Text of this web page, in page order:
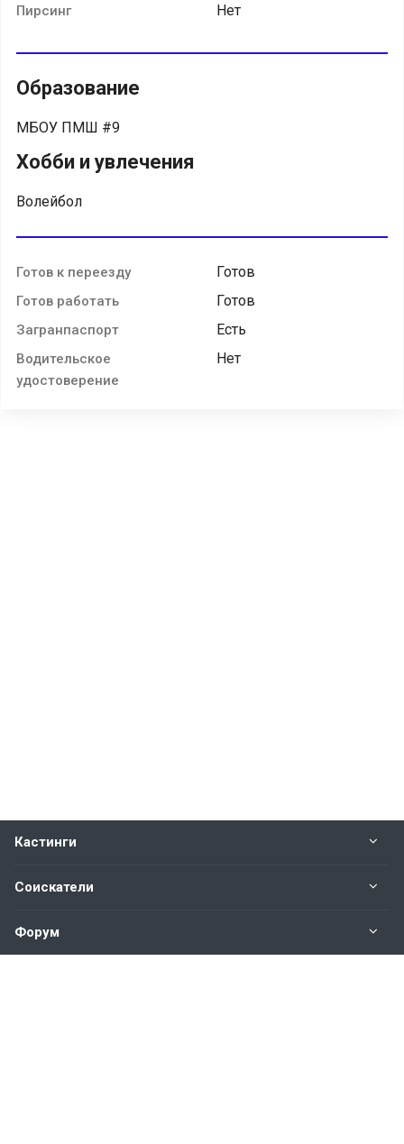
Пирсинг Нет
Образование
МБОУ ПМШ #9
Хобби и увлечения
Волейбол
Готов к переезду Готов
Готов работать Готов
Загранпаспорт Есть
Водительское
удостоверение
Нет
Кастинги
Соискатели
Форум